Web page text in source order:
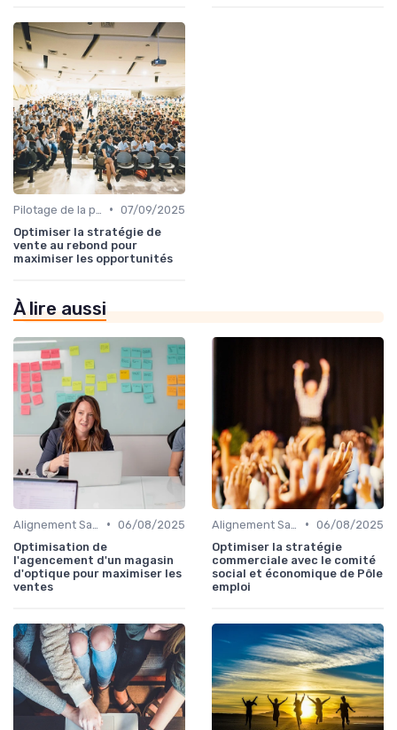
• 07/09/2025
Optimiser la stratégie de
vente au rebond pour
maximiser les opportunités
À lire aussi
• 06/08/2025
Optimisation de
l'agencement d'un magasin
d'optique pour maximiser les
ventes
• 06/08/2025
Optimiser la stratégie
commerciale avec le comité
social et économique de Pôle
emploi